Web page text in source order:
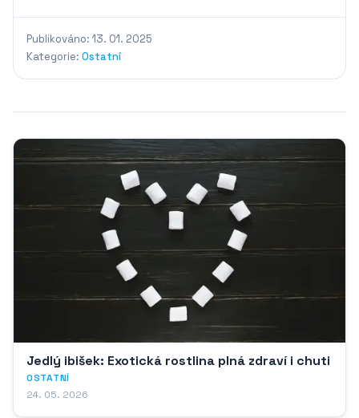
Publikováno: 13. 01. 2025
Kategorie: Ostatní
Jedlý ibišek: Exotická rostlina plná zdraví i chuti
OSTATNÍ
24. 05. 2026